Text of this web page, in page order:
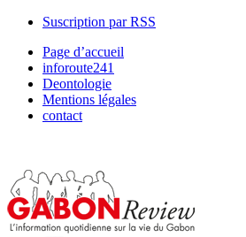
Suscription par RSS
Page d’accueil
inforoute241
Deontologie
Mentions légales
contact